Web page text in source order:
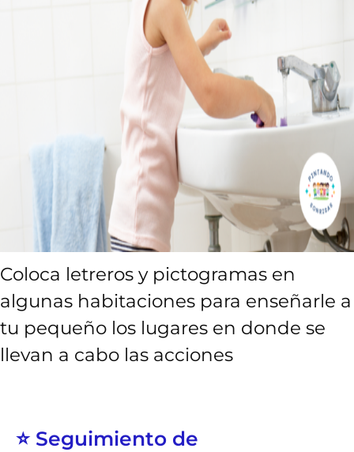
Coloca letreros y pictogramas en
algunas habitaciones para enseñarle a
tu pequeño los lugares en donde se
llevan a cabo las acciones
⭐ Seguimiento de